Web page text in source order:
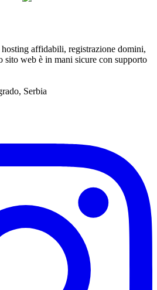
affidabili, registrazione domini,
sito web è in mani sicure con supporto
, Serbia